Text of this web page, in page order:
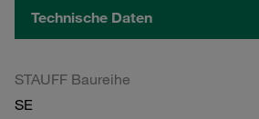
Technische Daten
STAUFF Baureihe
SE